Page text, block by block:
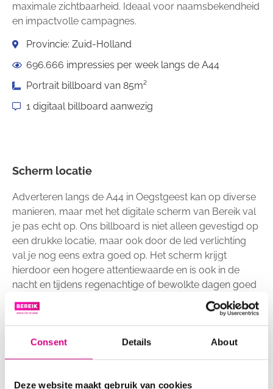
Consent Details About
Deze website maakt gebruik van cookies
maximale zichtbaarheid. Ideaal voor naamsbekendheid
en impactvolle campagnes.
Provincie: Zuid-Holland
696.666 impressies per week langs de A44
Portrait billboard van 85m²
1 digitaal billboard aanwezig
Scherm locatie
Adverteren langs de A44 in Oegstgeest kan op diverse
manieren, maar met het digitale scherm van Bereik val
je pas echt op. Ons billboard is niet alleen gevestigd op
een drukke locatie, maar ook door de led verlichting
val je nog eens extra goed op. Het scherm krijgt
hierdoor een hogere attentiewaarde en is ook in de
nacht en tijdens regenachtige of bewolkte dagen goed
zichtbaar zonder overlast te veroorzaken. Zo ben je
verzekerd van veel zichtbaarheid en profiteer je van de
kracht van herhaling.